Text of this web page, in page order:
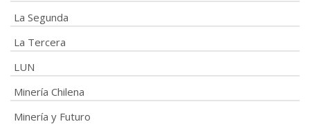
La Segunda
La Tercera
LUN
Minería Chilena
Minería y Futuro